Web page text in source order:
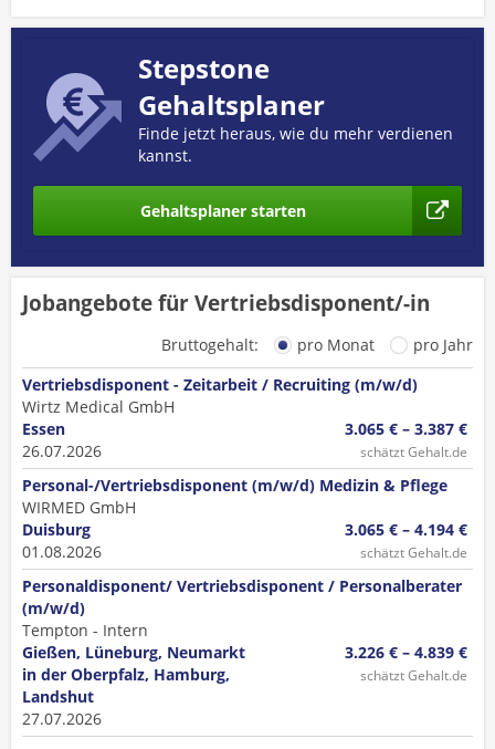
Stepstone
Gehaltsplaner
Finde jetzt heraus, wie du mehr verdienen
kannst.
Gehaltsplaner starten
Jobangebote für Vertriebsdisponent/-in
Bruttogehalt: pro Monat
pro Jahr
Vertriebsdisponent - Zeitarbeit / Recruiting (m/w/d)
Wirtz Medical GmbH
Essen
26.07.2026
3.065 € – 3.387 €
schätzt Gehalt.de
Personal-/Vertriebsdisponent (m/w/d) Medizin & Pflege
WIRMED GmbH
Duisburg
01.08.2026
3.065 € – 4.194 €
schätzt Gehalt.de
Personaldisponent/ Vertriebsdisponent / Personalberater
(m/w/d)
Tempton - Intern
Gießen, Lüneburg, Neumarkt
in der Oberpfalz, Hamburg,
Landshut
27.07.2026
3.226 € – 4.839 €
schätzt Gehalt.de